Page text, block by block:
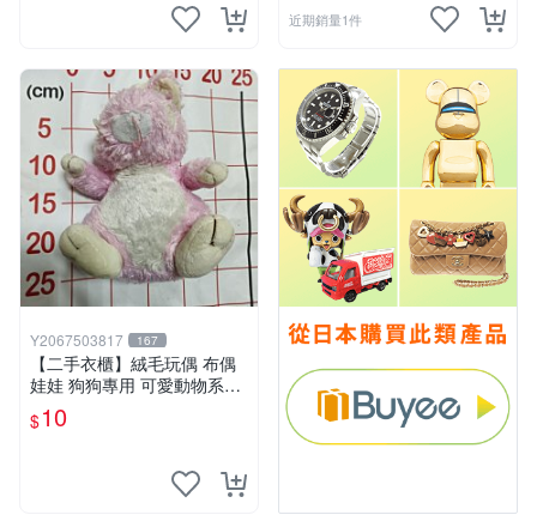
近期銷量1件
Y2067503817 167
【二手衣櫃】絨毛玩偶 布偶
娃娃 狗狗專用 可愛動物系列
耐咬耐磨玩具 玩偶 粉紅熊寵
物玩具 1120929
$10